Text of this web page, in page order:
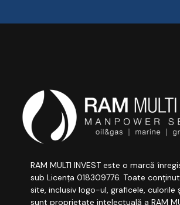
RAM MULTI INVEST este o marcă
sub Licența 018309776. Toate
site, inclusiv logo-ul, graficele, culorile
sunt proprietate intelectuală a RAM